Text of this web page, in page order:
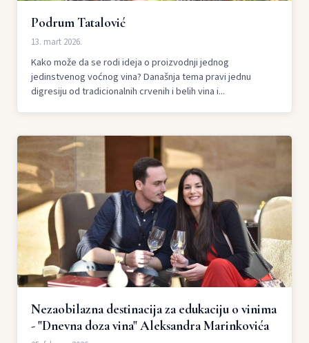
Podrum Tatalović
13. mart 2026.
Kako može da se rodi ideja o proizvodnji jednog
jedinstvenog voćnog vina? Današnja tema pravi jednu
digresiju od tradicionalnih crvenih i belih vina i...
Nezaobilazna destinacija za edukaciju o vinima
- "Dnevna doza vina" Aleksandra Marinkovića